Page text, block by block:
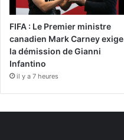
FIFA : Le Premier ministre
canadien Mark Carney exige
la démission de Gianni
Infantino
il y a 7 heures